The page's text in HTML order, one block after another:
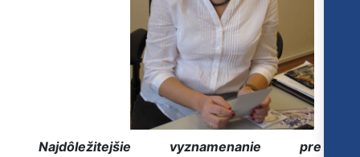
Najdôležitejšie vyznamenanie pre